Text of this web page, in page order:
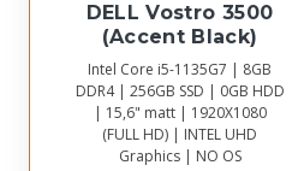
DELL Vostro 3500
(Accent Black)
Intel Core i5-1135G7 | 8GB
DDR4 | 256GB SSD | 0GB HDD
| 15,6" matt | 1920X1080
(FULL HD) | INTEL UHD
Graphics | NO OS